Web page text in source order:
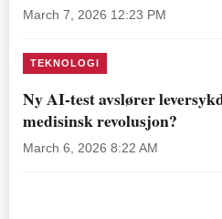
March 7, 2026 12:23 PM
TEKNOLOGI
Ny AI-test avslører
medisinsk revolusjon?
March 6, 2026 8:22 AM